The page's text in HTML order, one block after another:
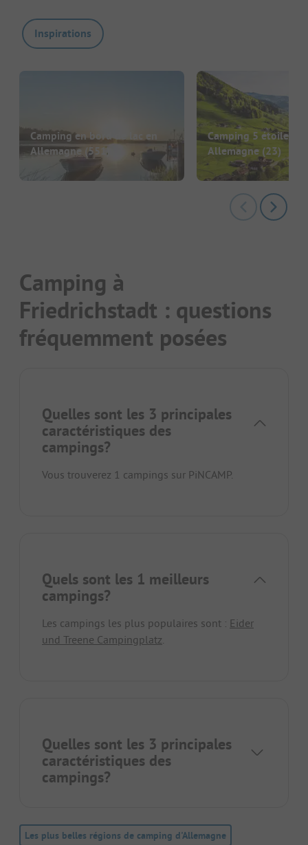
Inspirations
Camping en bord de lac en
Allemagne (551)
Camping 5 étoiles en
Allemagne (23)
Camping à
Friedrichstadt : questions
fréquemment posées
Quelles sont les 3 principales
caractéristiques des
campings?
Vous trouverez 1 campings sur PiNCAMP.
Quels sont les 1 meilleurs
campings?
Les campings les plus populaires sont : Eider
und Treene Campingplatz
Quelles sont les 3 principales
caractéristiques des
campings?
Les plus belles régions de camping d'Allemagne